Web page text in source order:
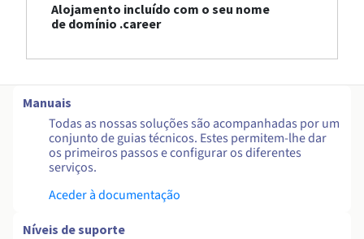
Alojamento incluído com o seu nome
de domínio .career
Manuais
Todas as nossas soluções são acompanhadas por um
conjunto de guias técnicos. Estes permitem-lhe dar
os primeiros passos e configurar os diferentes
serviços.
Aceder à documentação
Níveis de suporte